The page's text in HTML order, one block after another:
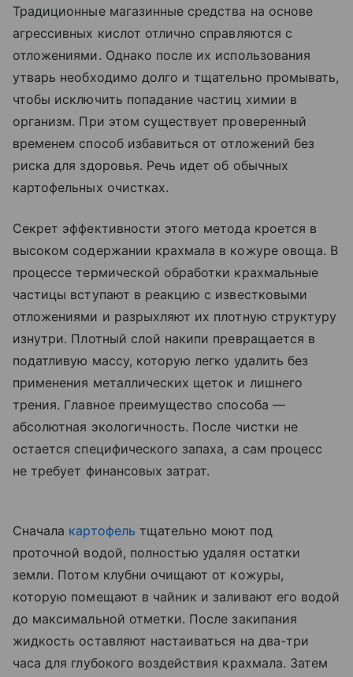
Традиционные магазинные средства на основе
агрессивных кислот отлично справляются с
отложениями. Однако после их использования
утварь необходимо долго и тщательно промывать,
чтобы исключить попадание частиц химии в
организм. При этом существует проверенный
временем способ избавиться от отложений без
риска для здоровья. Речь идет об обычных
картофельных очистках.
Секрет эффективности этого метода кроется в
высоком содержании крахмала в кожуре овоща. В
процессе термической обработки крахмальные
частицы вступают в реакцию с известковыми
отложениями и разрыхляют их плотную структуру
изнутри. Плотный слой накипи превращается в
податливую массу, которую легко удалить без
применения металлических щеток и лишнего
трения. Главное преимущество способа —
абсолютная экологичность. После чистки не
остается специфического запаха, а сам процесс
не требует финансовых затрат.
Сначала картофель тщательно моют под
проточной водой, полностью удаляя остатки
земли. Потом клубни очищают от кожуры,
которую помещают в чайник и заливают его водой
до максимальной отметки. После закипания
жидкость оставляют настаиваться на два-три
часа для глубокого воздействия крахмала. Затем